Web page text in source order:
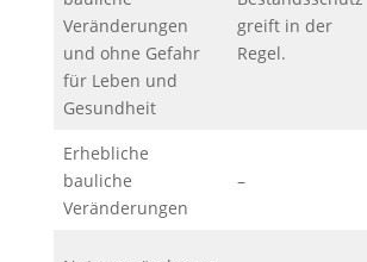
Veränderungen
und ohne Gefahr
für Leben und
Gesundheit
greift in der
Regel.
Erhebliche
bauliche
Veränderungen
–